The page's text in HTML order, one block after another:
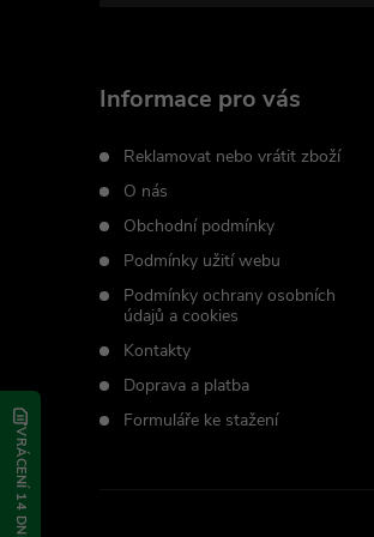
Informace pro vás
Reklamovat nebo vrátit zboží
O nás
Obchodní podmínky
Podmínky užití webu
Podmínky ochrany osobních
údajů a cookies
Kontakty
Doprava a platba
Formuláře ke stažení
VRÁCENÍ 14 DNÍ